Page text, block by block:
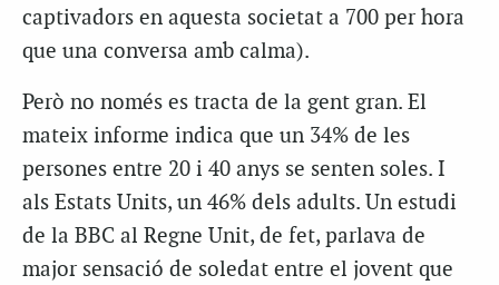
captivadors en aquesta societat a 700 per hora
que una conversa amb calma).
Però no només es tracta de la gent gran. El
mateix informe indica que un 34% de les
persones entre 20 i 40 anys se senten soles. I
als Estats Units, un 46% dels adults. Un estudi
de la BBC al Regne Unit, de fet, parlava de
major sensació de soledat entre el jovent que